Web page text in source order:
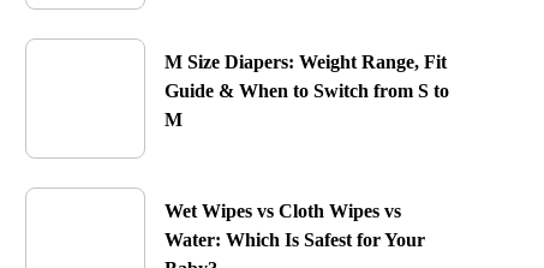
M Size Diapers: Weight Range, Fit
Guide & When to Switch from S to
M
Wet Wipes vs Cloth Wipes vs
Water: Which Is Safest for Your